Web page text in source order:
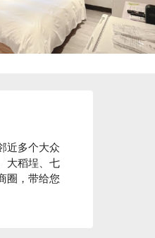
近多个大众
大稻埕、七
圈，带给您